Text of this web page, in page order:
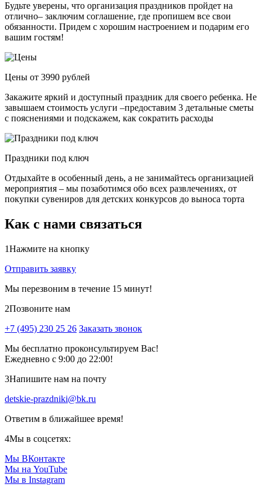
Будьте уверены, что организация праздников пройдет на
отлично– заключим соглашение, где пропишем все свои
обязанности. Придем с хорошим настроением и подарим его
вашим гостям!
Цены от 3990 рублей
Закажите яркий и доступный праздник для своего ребенка. Не
завышаем стоимость услуги –предоставим 3 детальные сметы
с пояснениями и подскажем, как сократить расходы
Праздники под ключ
Отдыхайте в особенный день, а не занимайтесь организацией
мероприятия – мы позаботимся обо всех развлечениях, от
покупки сувениров для детских конкурсов до выноса торта
Как с нами связаться
1Нажмите на кнопку
Отправить заявку
Мы перезвоним в течение 15 минут!
2Позвоните нам
+7 (495) 230 25 26 Заказать звонок
Мы бесплатно проконсультируем Вас!
Ежедневно с 9:00 до 22:00!
3Напишите нам на почту
detskie-prazdniki@bk.ru
Ответим в ближайшее время!
4Мы в соцсетях:
Мы ВКонтакте
Мы на YouTube
Мы в Instagram